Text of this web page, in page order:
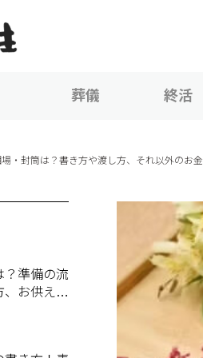
葬儀 終活
・封筒は？書き方や渡し方、それ以外のお金
？準備の流
、お供え物